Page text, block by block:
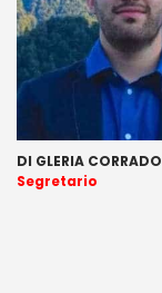
DI GLERIA CORRADO
Segretario